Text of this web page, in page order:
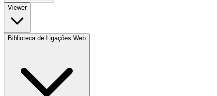
Viewer
Biblioteca de Ligações Web